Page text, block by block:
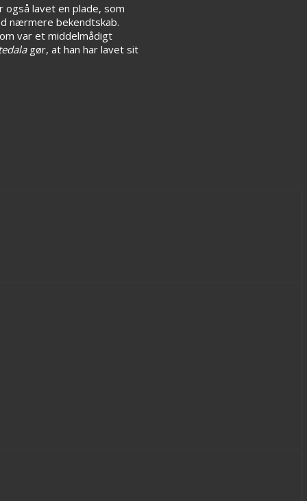
også lavet en plade, som
nærmere bekendtskab.
var et middelmådigt
gør, at han har lavet sit